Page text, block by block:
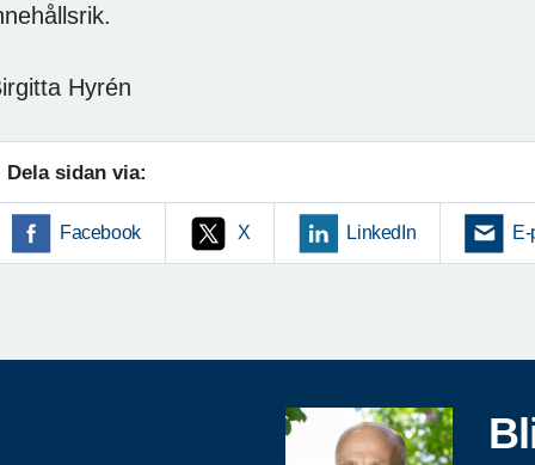
Hyrén
Dela sidan via:
Facebook X LinkedIn